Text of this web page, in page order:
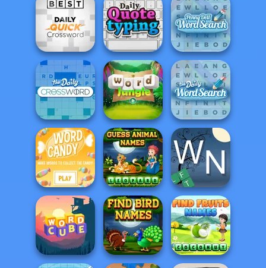
Easy Crossword
Anagram
Crossword
Word Scramble
Daily Quick
Crossword
Daily Quote
Penny Dell Word
Search
Daily Crossword Word Jungle
Daily Word
Search
Word Candy
Guess Animal
Names
Wordy Night